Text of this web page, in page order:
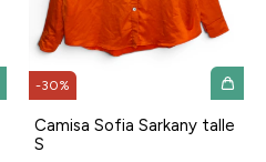
-30%
Camisa Sofia Sarkany talle
S